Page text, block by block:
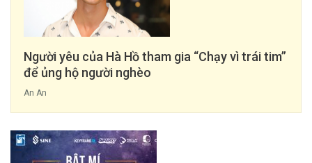
Người yêu của Hà Hồ tham gia “Chạy vì trái tim”
để ủng hộ người nghèo
An An